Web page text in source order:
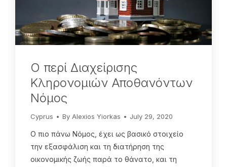
Ο περί Διαχείρισης
Κληρονομιών Αποθανόντων
Νόμος
Cyprus By Alexios Yiorkas July 29, 2020
Ο πιο πάνω Νόμος, έχει ως βασικό στοιχείο
την εξασφάλιση και τη διατήρηση της
οικονομικής ζωής παρά το θάνατο, και τη